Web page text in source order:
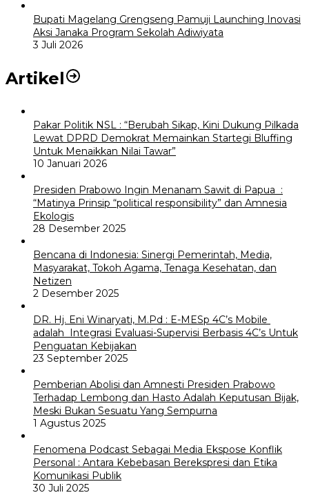
Bupati Magelang Grengseng Pamuji Launching Inovasi
Aksi Janaka Program Sekolah Adiwiyata
3 Juli 2026
Artikel
Pakar Politik NSL : “Berubah Sikap, Kini Dukung Pilkada
Lewat DPRD Demokrat Memainkan Startegi Bluffing
Untuk Menaikkan Nilai Tawar”
10 Januari 2026
Presiden Prabowo Ingin Menanam Sawit di Papua :
“Matinya Prinsip “political responsibility” dan Amnesia
Ekologis
28 Desember 2025
Bencana di Indonesia: Sinergi Pemerintah, Media,
Masyarakat, Tokoh Agama, Tenaga Kesehatan, dan
Netizen
2 Desember 2025
DR. Hj. Eni Winaryati, M.Pd : E-MESp 4C’s Mobile
adalah Integrasi Evaluasi-Supervisi Berbasis 4C’s Untuk
Penguatan Kebijakan
23 September 2025
Pemberian Abolisi dan Amnesti Presiden Prabowo
Terhadap Lembong dan Hasto Adalah Keputusan Bijak,
Meski Bukan Sesuatu Yang Sempurna
1 Agustus 2025
Fenomena Podcast Sebagai Media Ekspose Konflik
Personal : Antara Kebebasan Berekspresi dan Etika
Komunikasi Publik
30 Juli 2025